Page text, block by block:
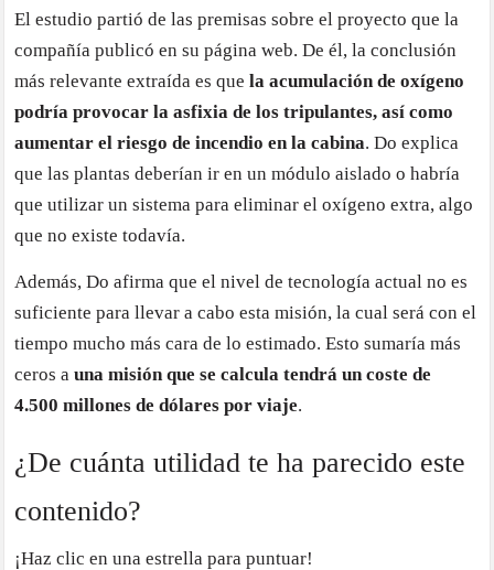
El estudio partió de las premisas sobre el proyecto que la
compañía publicó en su página web. De él, la conclusión
más relevante extraída es que la acumulación de oxígeno
podría provocar la asfixia de los tripulantes, así como
aumentar el riesgo de incendio en la cabina. Do explica
que las plantas deberían ir en un módulo aislado o habría
que utilizar un sistema para eliminar el oxígeno extra, algo
que no existe todavía.
Además, Do afirma que el nivel de tecnología actual no es
suficiente para llevar a cabo esta misión, la cual será con el
tiempo mucho más cara de lo estimado. Esto sumaría más
ceros auna misión que se calcula tendrá un coste de
4.500 millones de dólares por viaje.
¿De cuánta utilidad te ha parecido este
contenido?
¡Haz clic en una estrella para puntuar!